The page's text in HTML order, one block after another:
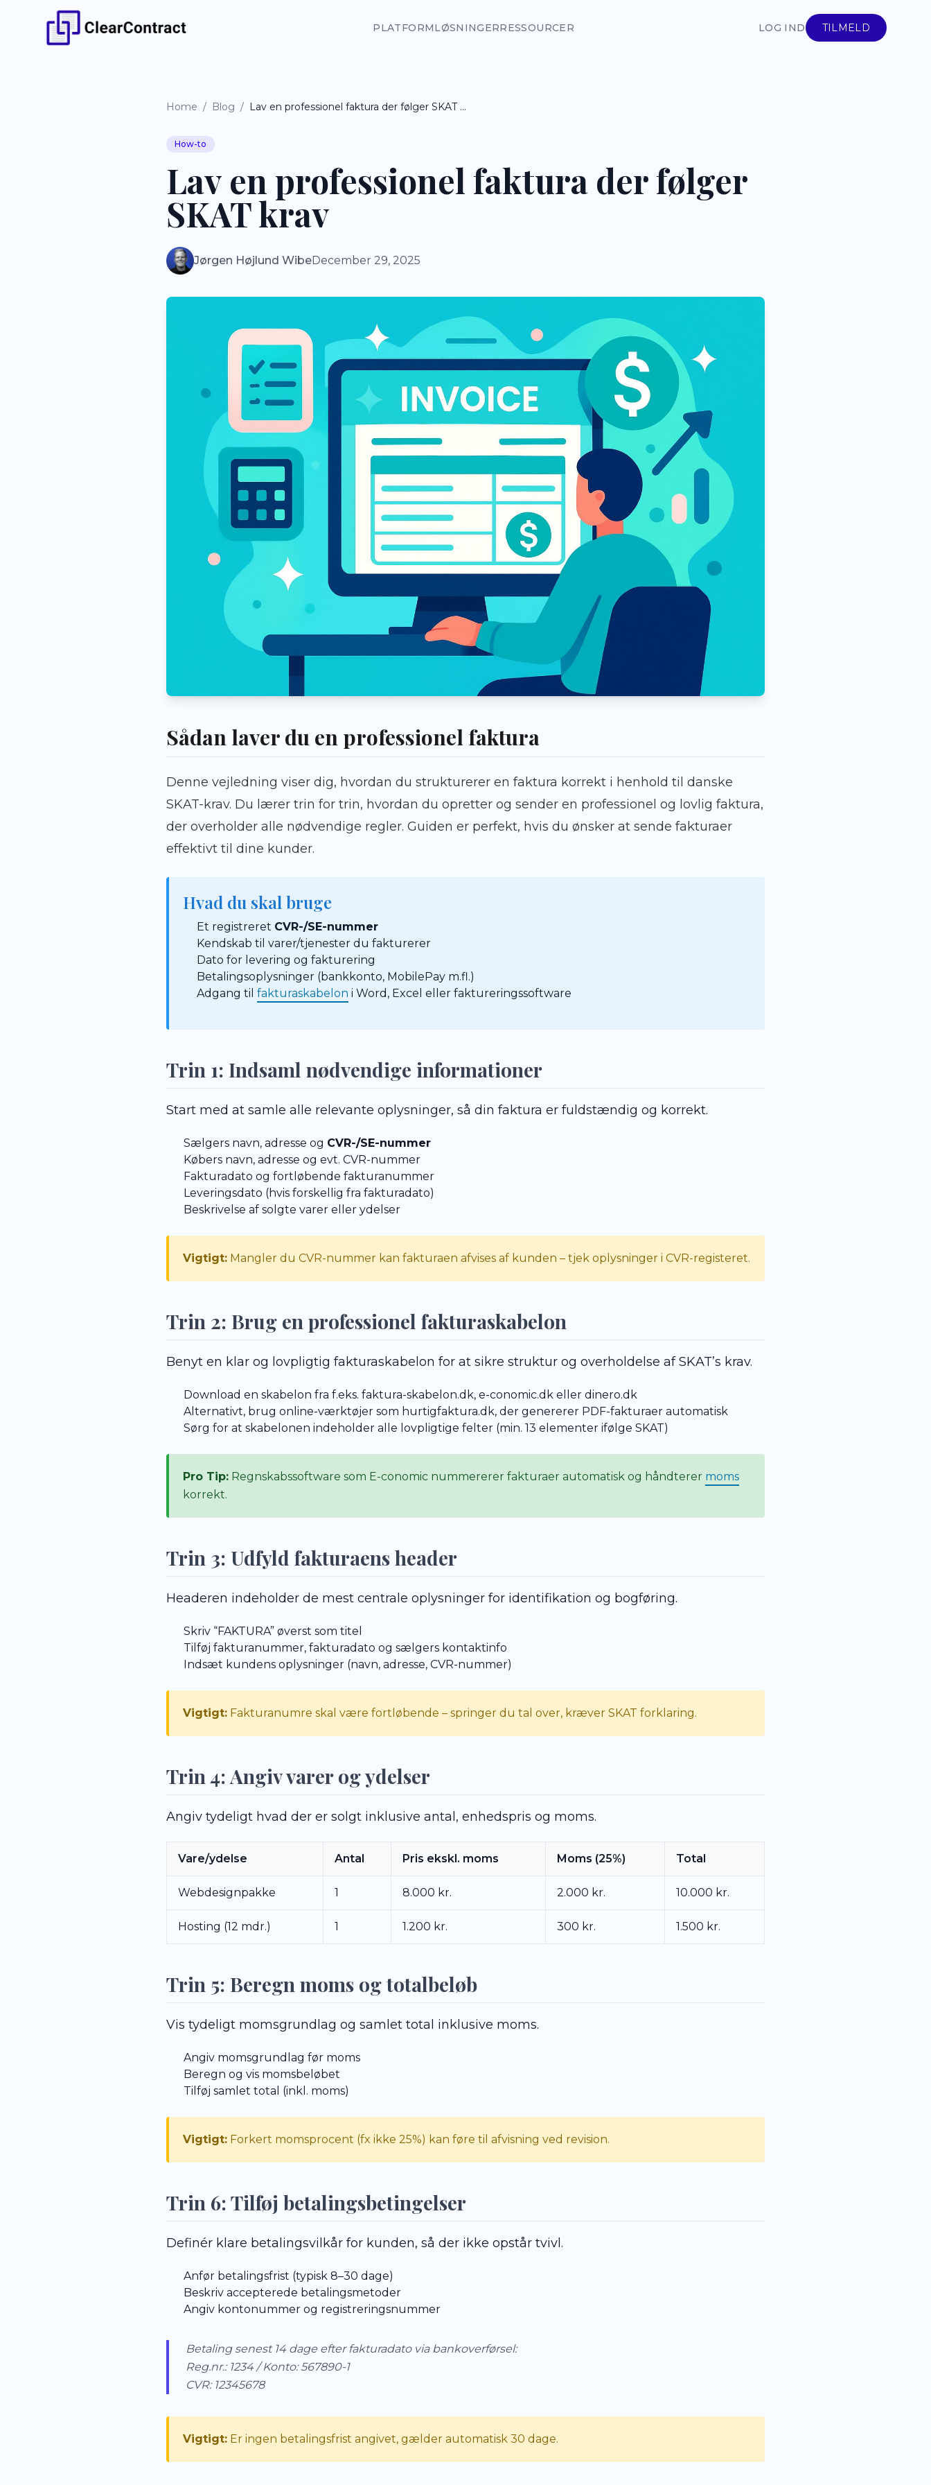
PLATFORMLØSNINGERRESSOURCER LOG IND TILMELD
Home / Blog / Lav en professionel faktura der følger SKAT krav
How-to
Lav en professionel faktura der følger
SKAT krav
Jørgen Højlund WibeDecember 29, 2025
Sådan laver du en professionel faktura
Denne vejledning viser dig, hvordan du strukturerer en faktura korrekt i henhold til danske
SKAT-krav. Du lærer trin for trin, hvordan du opretter og sender en professionel og lovlig faktura,
der overholder alle nødvendige regler. Guiden er perfekt, hvis du ønsker at sende fakturaer
effektivt til dine kunder.
Hvad du skal bruge
Et registreret CVR-/SE-nummer
Kendskab til varer/tjenester du fakturerer
Dato for levering og fakturering
Betalingsoplysninger (bankkonto, MobilePay m.fl.)
Adgang til fakturaskabelon i Word, Excel eller faktureringssoftware
Trin 1: Indsaml nødvendige informationer
Start med at samle alle relevante oplysninger, så din faktura er fuldstændig og korrekt.
Sælgers navn, adresse og CVR-/SE-nummer
Købers navn, adresse og evt. CVR-nummer
Fakturadato og fortløbende fakturanummer
Leveringsdato (hvis forskellig fra fakturadato)
Beskrivelse af solgte varer eller ydelser
Vigtigt: Mangler du CVR-nummer kan fakturaen afvises af kunden – tjek oplysninger i CVR-registeret.
Trin 2: Brug en professionel fakturaskabelon
Benyt en klar og lovpligtig fakturaskabelon for at sikre struktur og overholdelse af SKAT’s krav.
Download en skabelon fra f.eks. faktura-skabelon.dk, e-conomic.dk eller dinero.dk
Alternativt, brug online-værktøjer som hurtigfaktura.dk, der genererer PDF-fakturaer automatisk
Sørg for at skabelonen indeholder alle lovpligtige felter (min. 13 elementer ifølge SKAT)
Pro Tip: Regnskabssoftware som E-conomic nummererer fakturaer automatisk og håndterer moms
korrekt.
Trin 3: Udfyld fakturaens header
Headeren indeholder de mest centrale oplysninger for identifikation og bogføring.
Skriv “FAKTURA” øverst som titel
Tilføj fakturanummer, fakturadato og sælgers kontaktinfo
Indsæt kundens oplysninger (navn, adresse, CVR-nummer)
Vigtigt: Fakturanumre skal være fortløbende – springer du tal over, kræver SKAT forklaring.
Trin 4: Angiv varer og ydelser
Angiv tydeligt hvad der er solgt inklusive antal, enhedspris og moms.
Vare/ydelse Antal Pris ekskl. moms Moms (25%) Total
Webdesignpakke 1 8.000 kr. 2.000 kr. 10.000 kr.
Hosting (12 mdr.) 1 1.200 kr. 300 kr. 1.500 kr.
Trin 5: Beregn moms og totalbeløb
Vis tydeligt momsgrundlag og samlet total inklusive moms.
Angiv momsgrundlag før moms
Beregn og vis momsbeløbet
Tilføj samlet total (inkl. moms)
Vigtigt: Forkert momsprocent (fx ikke 25%) kan føre til afvisning ved revision.
Trin 6: Tilføj betalingsbetingelser
Definér klare betalingsvilkår for kunden, så der ikke opstår tvivl.
Anfør betalingsfrist (typisk 8–30 dage)
Beskriv accepterede betalingsmetoder
Angiv kontonummer og registreringsnummer
Betaling senest 14 dage efter fakturadato via bankoverførsel:
Reg.nr.: 1234 / Konto: 567890-1
CVR: 12345678
Vigtigt: Er ingen betalingsfrist angivet, gælder automatisk 30 dage.